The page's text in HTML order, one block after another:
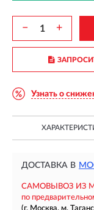
− +
Узнать о
ДОСТАВКА В
САМОВЫВОЗ ИЗ
по